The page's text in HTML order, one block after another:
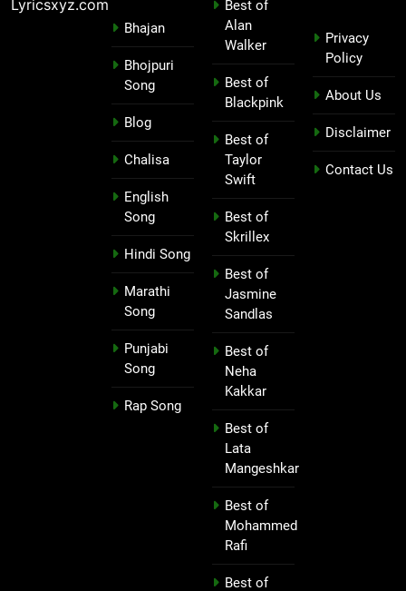
Lyricsxyz.com
Bhajan
Bhojpuri
Song
Blog
Chalisa
English
Song
Hindi Song
Marathi
Song
Punjabi
Song
Rap Song
Best of
Alan
Walker
Best of
Blackpink
Best of
Taylor
Swift
Best of
Skrillex
Best of
Jasmine
Sandlas
Best of
Neha
Kakkar
Best of
Lata
Mangeshkar
Best of
Mohammed
Rafi
Best of
Privacy
Policy
About Us
Disclaimer
Contact Us